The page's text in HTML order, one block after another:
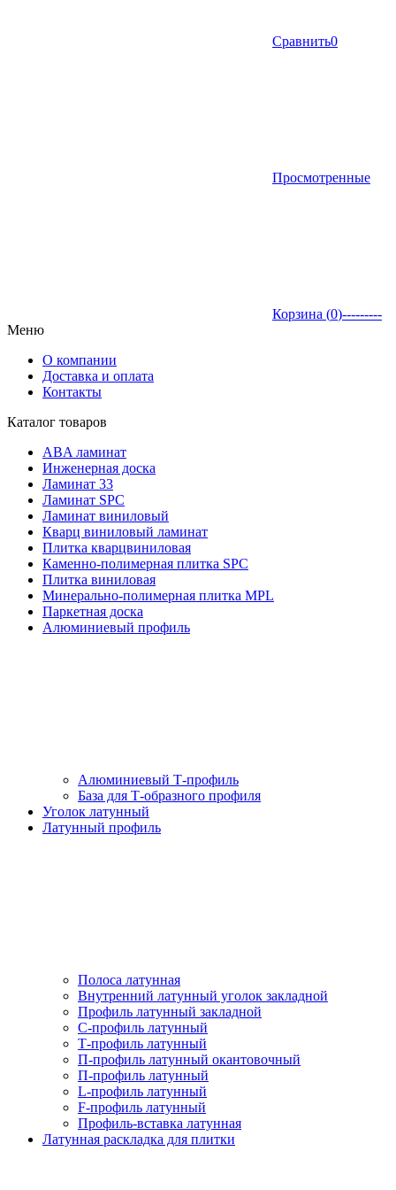
Сравнить0
Просмотренные
Корзина (0)---------
Меню
О компании
Доставка и оплата
Контакты
Каталог товаров
ABA ламинат
Инженерная доска
Ламинат 33
Ламинат SPC
Ламинат виниловый
Кварц виниловый ламинат
Плитка кварцвиниловая
Каменно-полимерная плитка SPC
Плитка виниловая
Минерально-полимерная плитка MPL
Паркетная доска
Алюминиевый профиль
Алюминиевый Т-профиль
База для Т-образного профиля
Уголок латунный
Латунный профиль
Полоса латунная
Внутренний латунный уголок закладной
Профиль латунный закладной
С-профиль латунный
Т-профиль латунный
П-профиль латунный окантовочный
П-профиль латунный
L-профиль латунный
F-профиль латунный
Профиль-вставка латунная
Латунная раскладка для плитки